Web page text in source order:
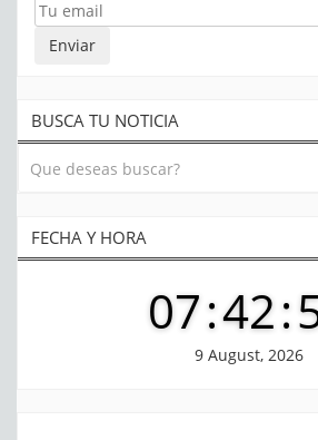
BUSCA TU NOTICIA
FECHA Y HORA
07:42:
9 August, 2026